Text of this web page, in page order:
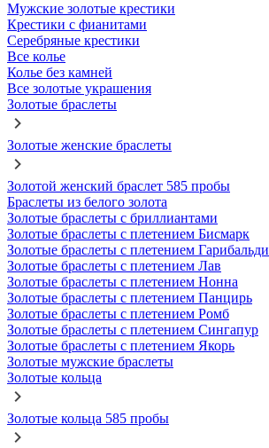
Мужские золотые крестики
Крестики с фианитами
Серебряные крестики
Все колье
Колье без камней
Все золотые украшения
Золотые браслеты
Золотые женские браслеты
Золотой женский браслет 585 пробы
Браслеты из белого золота
Золотые браслеты с бриллиантами
Золотые браслеты с плетением Бисмарк
Золотые браслеты с плетением Гарибальди
Золотые браслеты с плетением Лав
Золотые браслеты с плетением Нонна
Золотые браслеты с плетением Панцирь
Золотые браслеты с плетением Ромб
Золотые браслеты с плетением Сингапур
Золотые браслеты с плетением Якорь
Золотые мужские браслеты
Золотые кольца
Золотые кольца 585 пробы